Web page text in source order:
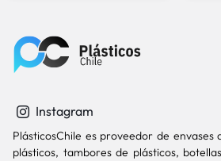
Instagram
PlásticosChile es proveedor de envases
plásticos, tambores de plásticos,